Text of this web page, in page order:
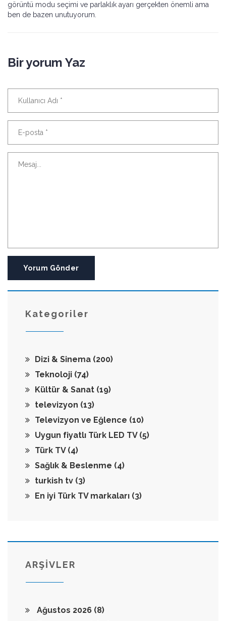
görüntü modu seçimi ve parlaklık ayarı gerçekten önemli ama
ben de bazen unutuyorum.
Bir yorum Yaz
Yorum Gönder
Kategoriler
Dizi & Sinema (200)
Teknoloji (74)
Kültür & Sanat (19)
televizyon (13)
Televizyon ve Eğlence (10)
Uygun fiyatlı Türk LED TV (5)
Türk TV (4)
Sağlık & Beslenme (4)
turkish tv (3)
En iyi Türk TV markaları (3)
ARŞİVLER
Ağustos 2026 (8)